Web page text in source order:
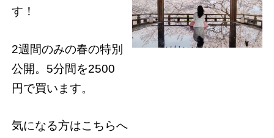
す！
2週間のみの春の特別
公開。5分間を2500
円で買います。
気になる方はこちらへ